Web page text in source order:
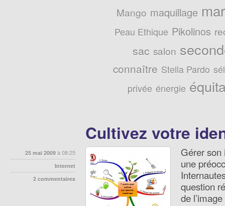
Mango maquillage
Peau Ethique Pikolinos
sac salon
connaître Stella Pardo
privée énergie
Cultivez votre
25 mai 2009 à 08:25
Internet
2 commentaires
Gérer son
une
question
de